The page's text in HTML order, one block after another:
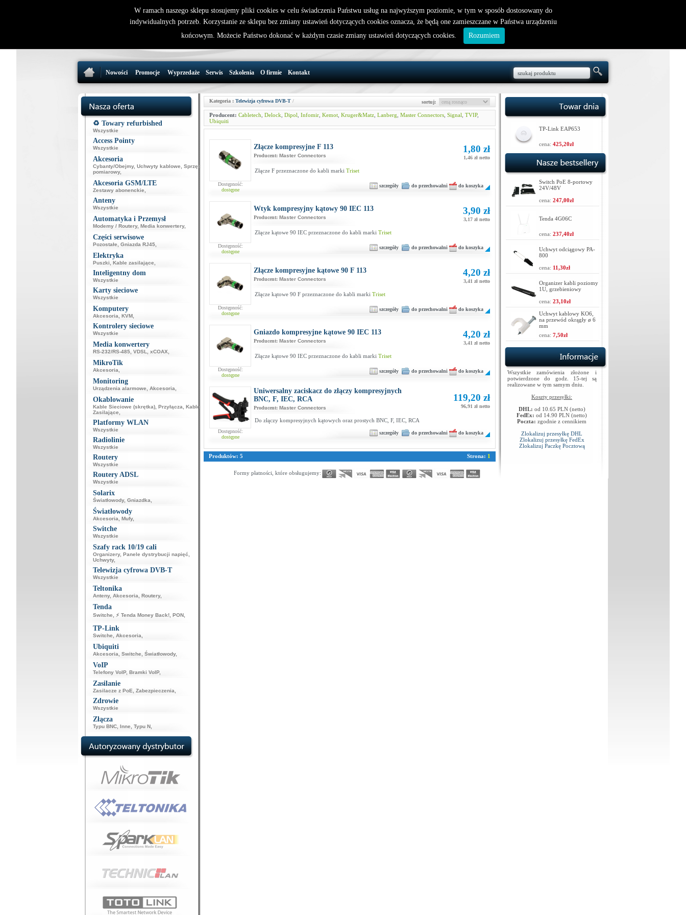
nowy klient
32 721 86 72
support@wirelesslan.com.pl
W koszyku jest 0 produktów(y)
Nowości Promocje Wyprzedaże Serwis Szkolenia O firmie Kontakt
♻️ Towary refurbished
Wszystkie
Access Pointy
Wszystkie
Akcesoria
Cybanty/Obejmy, Uchwyty kablowe
Sprzęt
pomiarowy,
Akcesoria GSM/LTE
Zestawy abonenckie
Anteny
Wszystkie
Automatyka i Przemysł
Modemy / Routery, Media konwertery,
Części serwisowe
Pozostałe Gniazda RJ45,
Elektryka
Puszki Kable zasilające
Inteligentny dom
Wszystkie
Karty sieciowe
Wszystkie
Komputery
Akcesoria KVM,
Kontrolery sieciowe
Wszystkie
Media konwertery
RS-232/RS-485, VDSL xCOAX
MikroTik
Akcesoria
Monitoring
Urządzenia alarmowe Akcesoria
Okablowanie
Kable Sieciowe (skrętka), Przyłącza
Kable
Zasilające
Platformy WLAN
Wszystkie
Radiolinie
Wszystkie
Routery
Wszystkie
Routery ADSL
Wszystkie
Solarix
Światłowody, Gniazdka
Światłowody
Akcesoria Mufy,
Switche
Wszystkie
Szafy rack 10/19 cali
Organizery, Panele dystrybucji napięć
Uchwyty,
Telewizja cyfrowa DVB-T
Wszystkie
Teltonika
Anteny, Akcesoria Routery,
Tenda
Switche ⚡ Tenda Money Back!, PON,
TP-Link
Switche Akcesoria
Ubiquiti
Akcesoria Switche Światłowody,
VoIP
Telefony VoIP, Bramki VoIP,
Zasilanie
Zasilacze z PoE Zabezpieczenia
Zdrowie
Wszystkie
Złącza
Typu BNC, Inne Typu N,
Kategoria : Telewizja cyfrowa DVB-T / sortuj:
Producent: Cabletech Delock Dipol Infomir Kemot Kruger&Matz Lanberg Master Connectors Signal TVIP,
Ubiquiti
Dostępność:
dostępne
Złącze kompresyjne F 113
Producent: Master Connectors
1,80 zł
1,46 zł netto
Złącze F przeznaczone do kabli marki Triset
szczegóły do przechowalni do koszyka
Dostępność:
dostępne
Wtyk kompresyjny kątowy 90 IEC 113
Producent: Master Connectors
3,90 zł
3,17 zł netto
Złącze kątowe 90 IEC przeznaczone do kabli marki Triset
szczegóły do przechowalni do koszyka
Dostępność:
dostępne
Złącze kompresyjne kątowe 90 F 113
Producent: Master Connectors
4,20 zł
3,41 zł netto
Złącze kątowe 90 F przeznaczone do kabli marki Triset
szczegóły do przechowalni do koszyka
Dostępność:
dostępne
Gniazdo kompresyjne kątowe 90 IEC 113
Producent: Master Connectors
4,20 zł
3,41 zł netto
Złącze kątowe 90 IEC przeznaczone do kabli marki Triset
szczegóły do przechowalni do koszyka
Dostępność:
dostępne
Uniwersalny zaciskacz do złączy kompresyjnych
BNC, F, IEC, RCA
Producent: Master Connectors
119,20 zł
96,91 zł netto
Do złączy kompresyjnych kątowych oraz prostych BNC, F, IEC, RCA
szczegóły do przechowalni do koszyka
Produktów: 5 Strona: 1
Formy płatności, które obsługujemy:
TP-Link EAP653
cena: 425,20zł
Switch PoE 8-portowy
24V/48V
cena: 247,00zł
Tenda 4G06C
cena: 237,40zł
Uchwyt odciągowy PA-
800
cena: 11,30zł
Organizer kabli poziomy
1U, grzebieniowy
cena: 23,10zł
Uchwyt kablowy KO6,
na przewód okrągły ø 6
mm
cena: 7,50zł
Wszystkie zamówienia złożone i
potwierdzone do godz. 15-tej są
realizowane w tym samym dniu.
Koszty przesyłki:
DHL: od 10.65 PLN (netto)
FedEx: od 14.90 PLN (netto)
Poczta: zgodnie z cennikiem
Zlokalizuj przesyłkę DHL
Zlokalizuj przesyłkę FedEx
Zlokalizuj Paczkę Pocztową
W ramach naszego sklepu stosujemy pliki cookies w celu świadczenia Państwu usług na najwyższym poziomie, w tym w sposób dostosowany do
indywidualnych potrzeb. Korzystanie ze sklepu bez zmiany ustawień dotyczących cookies oznacza, że będą one zamieszczane w Państwa urządzeniu
końcowym. Możecie Państwo dokonać w każdym czasie zmiany ustawień dotyczących cookies.
Rozumiem